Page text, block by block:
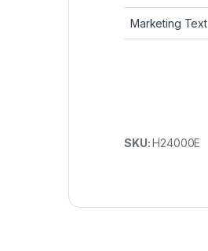
Marketing Text
SKU:H24000E